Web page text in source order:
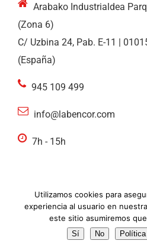
Arabako Industrialdea
(Zona 6)
C/ Uzbina 24, Pab. E-11 |
(España)
945 109 499
info@labencor.com
7h - 15h
© ideolab 2020. Todos los
Política de
Utilizamos cookies para
experiencia al usuario en
este sitio asumiremos
Sí No